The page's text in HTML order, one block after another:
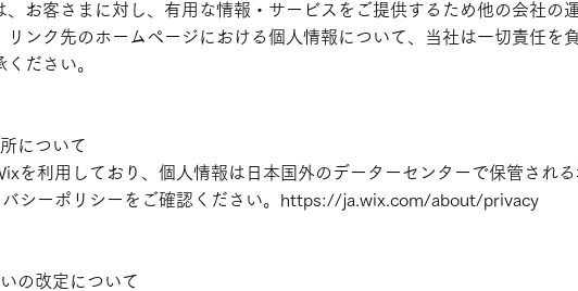
、お客さまに対し、有用な情報・サービスをご提供するため他の会社の
リンク先のホームページにおける個人情報について、当社は一切責任を
ださい。
について
を利用しており、個人情報は日本国外のデーターセンターで保管される
シーポリシーをご確認ください。 https://ja.wix.com/about/privacy
の改定について